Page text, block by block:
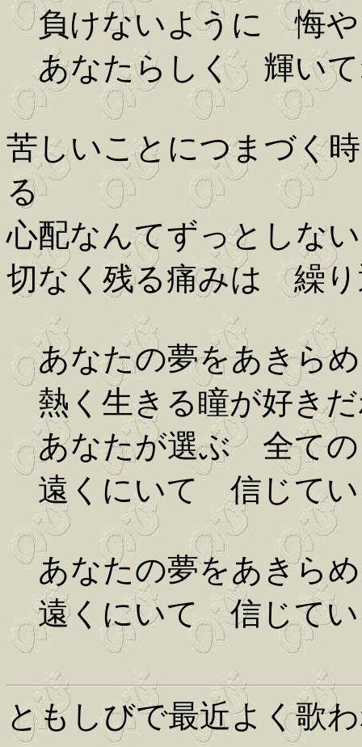
負けないように 悔や
あなたらしく 輝い
苦しいことにつまづく
る
心配なんてずっとしな
切なく残る痛みは 繰
あなたの夢をあきら
熱く生きる瞳が好き
あなたが選ぶ 全ての
遠くにいて 信じて
あなたの夢をあきら
遠くにいて 信じて
ともしびで最近よく歌